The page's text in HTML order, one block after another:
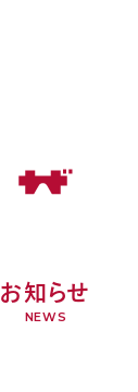
お知らせ
NEWS